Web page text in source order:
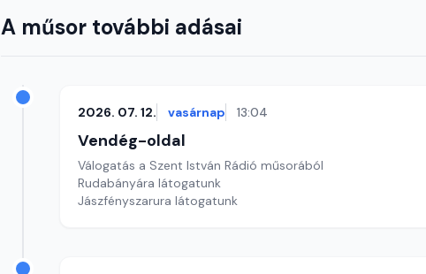
A műsor további adásai
2026. 07. 12. vasárnap 13:04
Vendég-oldal
Válogatás a Szent István Rádió műsorából
Rudabányára látogatunk
Jászfényszarura látogatunk